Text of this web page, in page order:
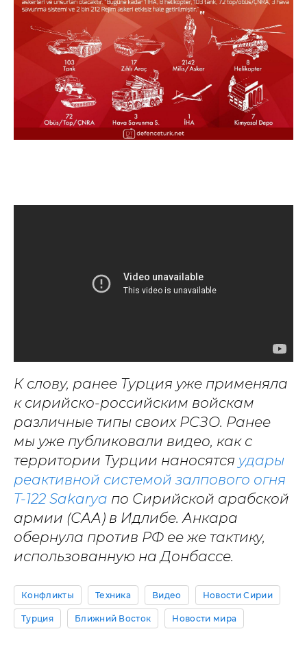
К слову, ранее Турция уже применяла
к сирийско-российским войскам
различные типы своих РСЗО. Ранее
мы уже публиковали видео, как с
территории Турции наносятся удары
реактивной системой залпового огня
T-122 Sakarya по Сирийской арабской
армии (САА) в Идлибе. Анкара
обернула против РФ ее же тактику,
использованную на Донбассе.
Конфликты Техника Видео Новости Сирии
Турция Ближний Восток Новости мира